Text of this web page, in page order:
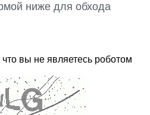
ниже для обхода
вы не являетесь роботом